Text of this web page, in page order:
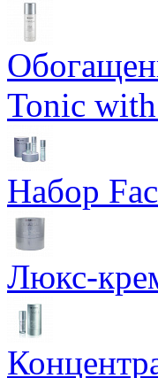
Tonic
Набор
Люкс-